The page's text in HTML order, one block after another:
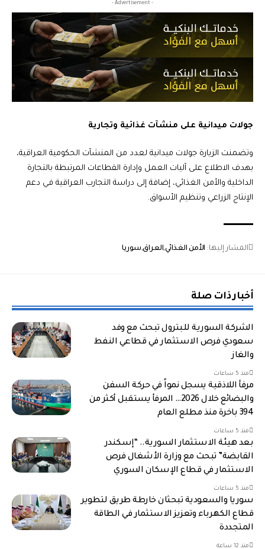
- Advertisement -
جولات ميدانية على منشآت غذائية وتجارية
وتضمنت الزيارة جولات ميدانية لعدد من المنشآت الحكومية العراقية،
بهدف الاطلاع على آليات العمل وإدارة القطاعات المرتبطة بالتجارة
الداخلية والأمن الغذائي، إضافة إلى دراسة التجارب العراقية في دعم
الإنتاج الزراعي وتنظيم الأسواق.
المشار إليها: الأمن الغذائيالعراق سوريا
أخبار ذات صلة
الشركة السورية للبترول تبحث مع وفد
سعودي فرص الاستثمار في قطاعي النفط
والغاز
منذ 5 ساعات
مرفأ اللاذقية يسجل نمواً في حركة السفن
والبضائع خلال 2026… المرفأ يستقبل أكثر من
394 باخرة منذ مطلع العام
منذ 5 ساعات
بعد هيئة الاستثمار السورية.. “إسكندر
القابضة” تبحث مع وزارة الأشغال فرص
الاستثمار في قطاع الإسكان السوري
منذ 5 ساعات
سوريا والسعودية تبحثان خارطة طريق لتطوير
قطاع الكهرباء وتعزيز الاستثمار في الطاقة
المتجددة
منذ 12 ساعة